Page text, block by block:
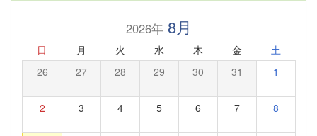
2026年8月
日 月 火 水 木 金 土
26 27 28 29 30 31 1
2 3 4 5 6 7 8